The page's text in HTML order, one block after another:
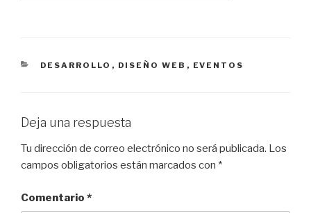
CATEGORÍAS
DESARROLLO , DISEÑO WEB , EVENTOS
Deja una respuesta
Tu dirección de correo electrónico no será publicada. Los
campos obligatorios están marcados con *
Comentario *